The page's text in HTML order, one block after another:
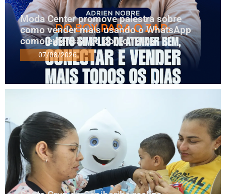
Moda Center promove palestra sobre
como vender mais usando o WhatsApp
como extensão do ponto físico
07/08/2026